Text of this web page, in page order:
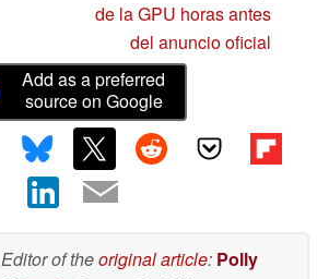
de la GPU horas antes
del anuncio oficial
Add as a preferred
source on Google
Editor of theoriginal article: Polly